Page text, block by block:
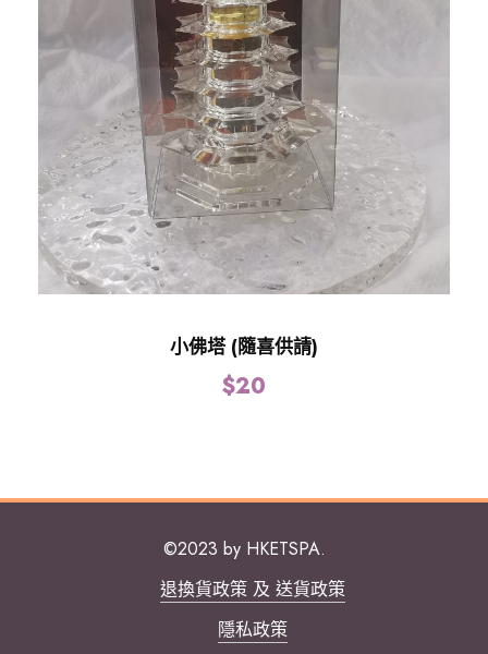
小佛塔 (隨喜供請)
$20
©2023 by HKETSPA.
退換貨政策 及 送貨政策
隱私政策